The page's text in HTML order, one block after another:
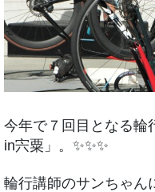
今年で７回目となる輪
in宍粟」。✨✨✨
輪行講師のサンちゃん